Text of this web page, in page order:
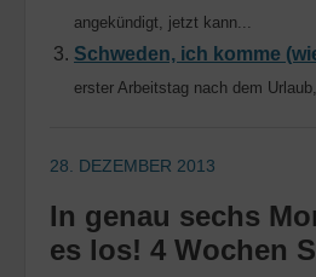
angekündigt, jetzt kann...
Schweden, ich komme
erster Arbeitstag nach dem Urlaub,
28. DEZEMBER 2013
In genau sechs
es los! 4 Wochen